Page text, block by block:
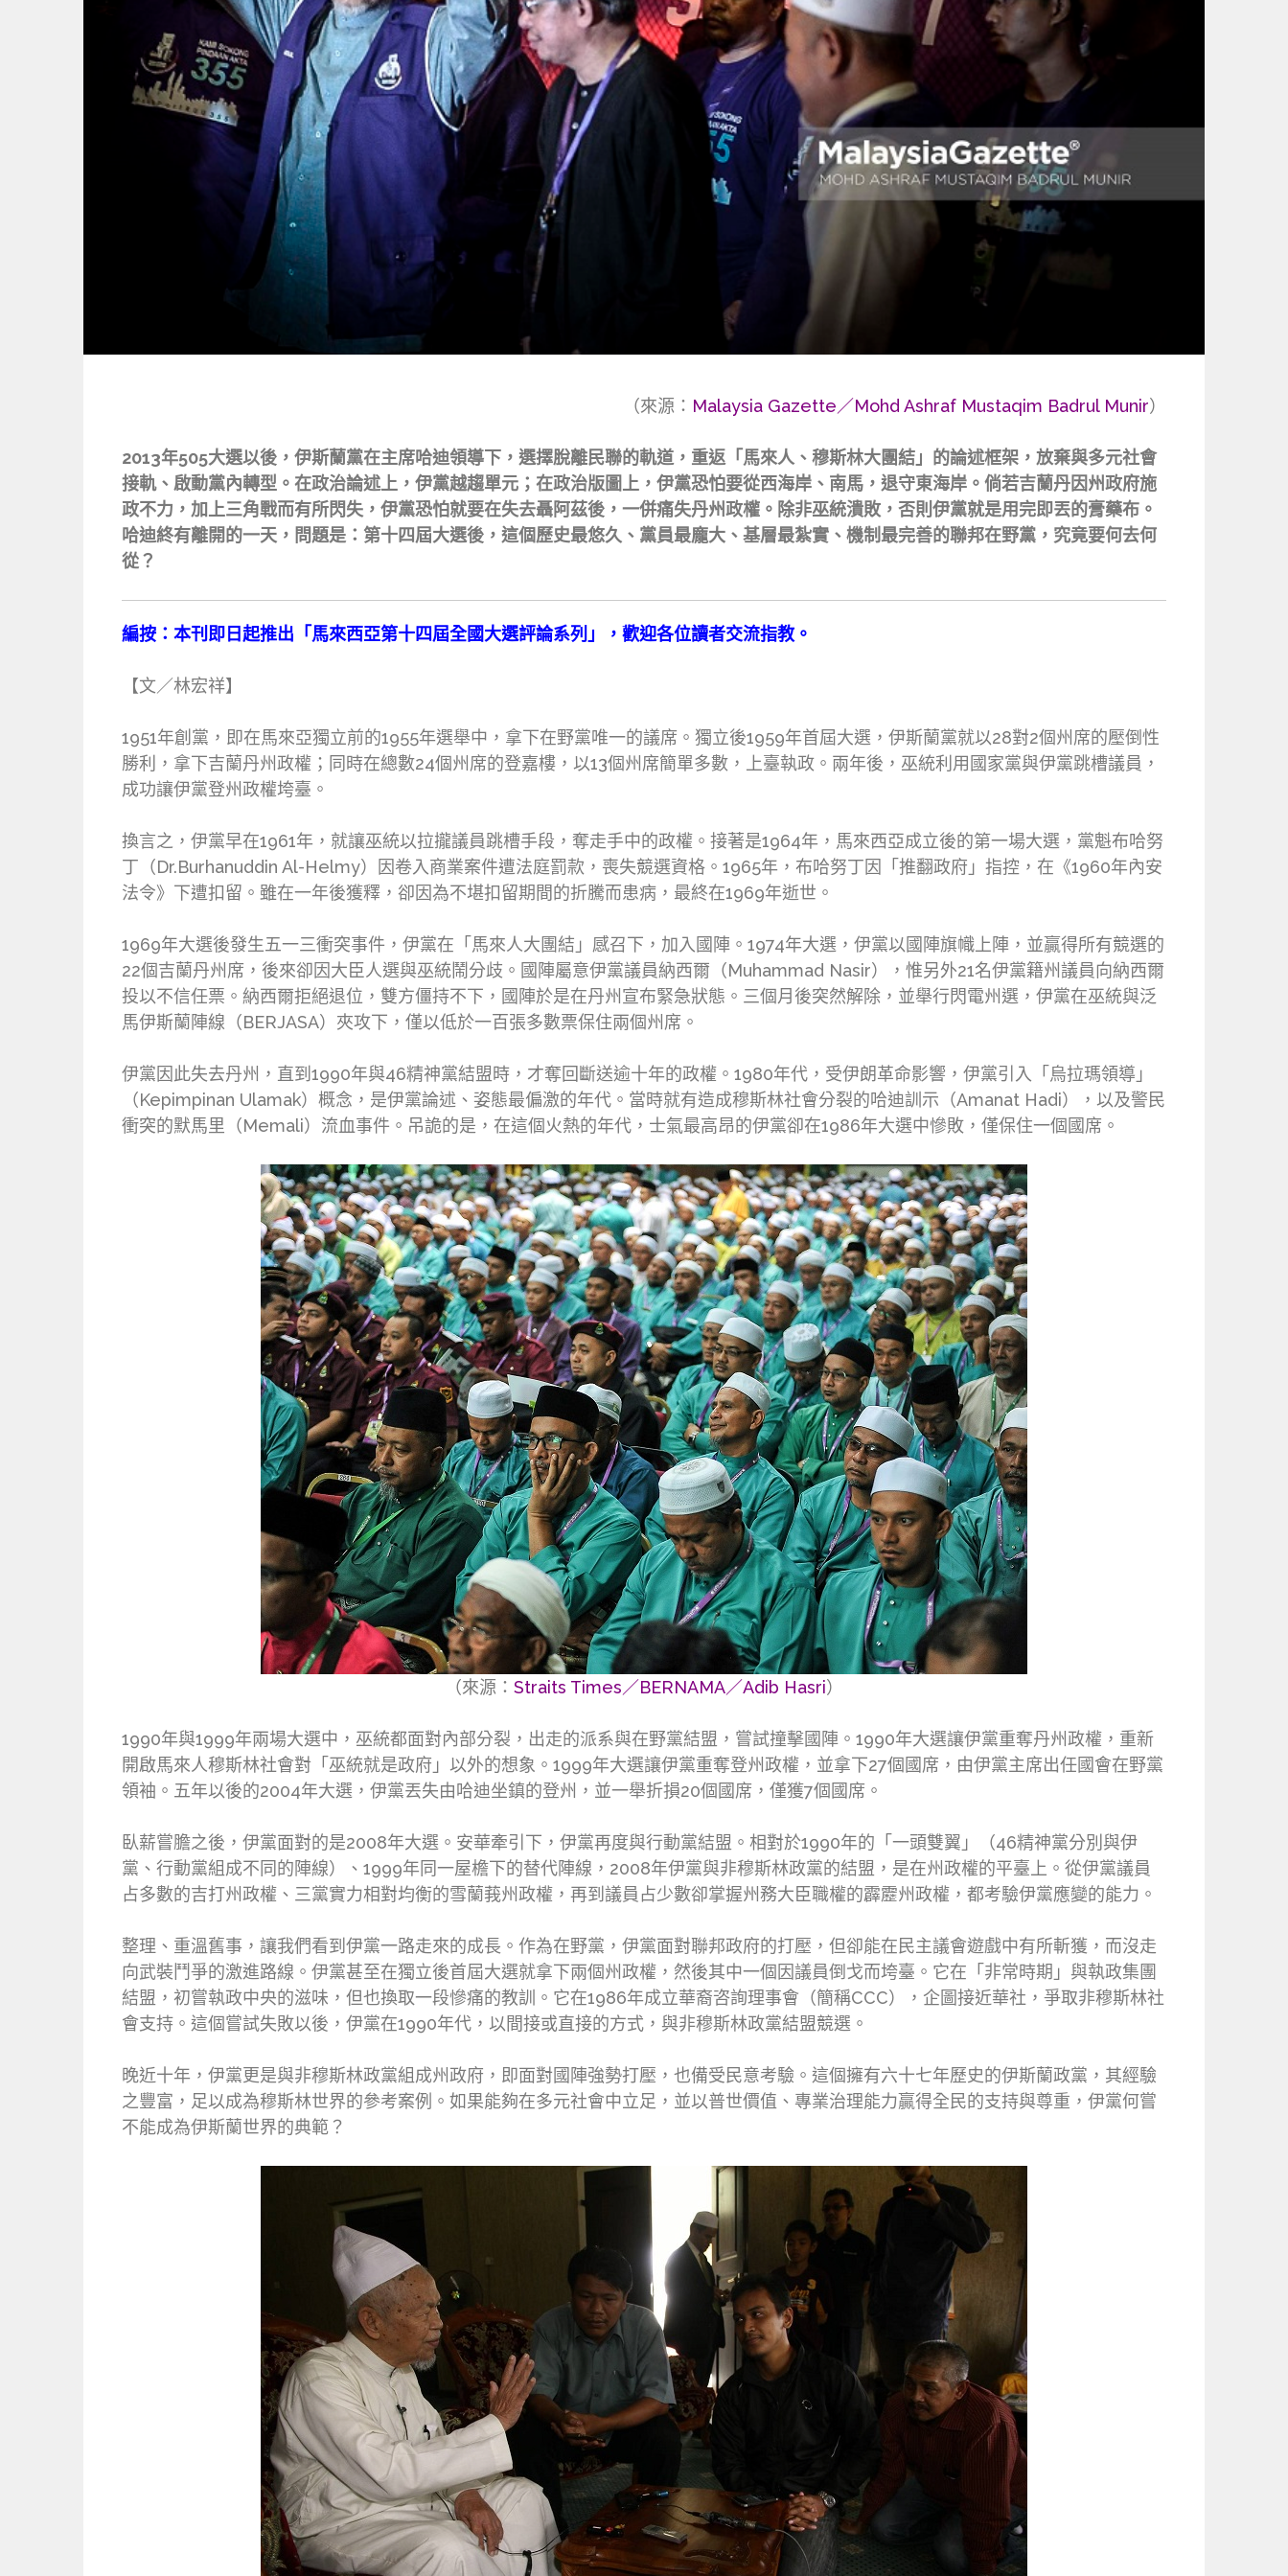
（來源： Malaysia Gazette／Mohd Ashraf Mustaqim Badrul Munir）
2013年505大選以後，伊斯蘭黨在主席哈迪領導下，選擇脫離民聯的軌道，重返「馬來人、穆斯林大團結」的論述框架，放棄與多元社會
接軌、啟動黨內轉型。在政治論述上，伊黨越趨單元；在政治版圖上，伊黨恐怕要從西海岸、南馬，退守東海岸。倘若吉蘭丹因州政府施
政不力，加上三角戰而有所閃失，伊黨恐怕就要在失去聶阿茲後，一併痛失丹州政權。除非巫統潰敗，否則伊黨就是用完即丟的膏藥布。
哈迪終有離開的一天，問題是：第十四屆大選後，這個歷史最悠久、黨員最龐大、基層最紮實、機制最完善的聯邦在野黨，究竟要何去何
從？
編按：本刊即日起推出「馬來西亞第十四屆全國大選評論系列」，歡迎各位讀者交流指教。
【文／林宏祥】
1951年創黨，即在馬來亞獨立前的1955年選舉中，拿下在野黨唯一的議席。獨立後1959年首屆大選，伊斯蘭黨就以28對2個州席的壓倒性
勝利，拿下吉蘭丹州政權；同時在總數24個州席的登嘉樓，以13個州席簡單多數，上臺執政。兩年後，巫統利用國家黨與伊黨跳槽議員，
成功讓伊黨登州政權垮臺。
換言之，伊黨早在1961年，就讓巫統以拉攏議員跳槽手段，奪走手中的政權。接著是1964年，馬來西亞成立後的第一場大選，黨魁布哈努
丁（Dr.Burhanuddin Al-Helmy）因卷入商業案件遭法庭罰款，喪失競選資格。1965年，布哈努丁因「推翻政府」指控，在《1960年內安
法令》下遭扣留。雖在一年後獲釋，卻因為不堪扣留期間的折騰而患病，最終在1969年逝世。
1969年大選後發生五一三衝突事件，伊黨在「馬來人大團結」感召下，加入國陣。1974年大選，伊黨以國陣旗幟上陣，並贏得所有競選的
22個吉蘭丹州席，後來卻因大臣人選與巫統鬧分歧。國陣屬意伊黨議員納西爾（Muhammad Nasir），惟另外21名伊黨籍州議員向納西爾
投以不信任票。納西爾拒絕退位，雙方僵持不下，國陣於是在丹州宣布緊急狀態。三個月後突然解除，並舉行閃電州選，伊黨在巫統與泛
馬伊斯蘭陣線（BERJASA）夾攻下，僅以低於一百張多數票保住兩個州席。
伊黨因此失去丹州，直到1990年與46精神黨結盟時，才奪回斷送逾十年的政權。1980年代，受伊朗革命影響，伊黨引入「烏拉瑪領導」
（Kepimpinan Ulamak）概念，是伊黨論述、姿態最偏激的年代。當時就有造成穆斯林社會分裂的哈迪訓示（Amanat Hadi），以及警民
衝突的默馬里（Memali）流血事件。吊詭的是，在這個火熱的年代，士氣最高昂的伊黨卻在1986年大選中慘敗，僅保住一個國席。
（來源： Straits Times／BERNAMA／Adib Hasri）
1990年與1999年兩場大選中，巫統都面對內部分裂，出走的派系與在野黨結盟，嘗試撞擊國陣。1990年大選讓伊黨重奪丹州政權，重新
開啟馬來人穆斯林社會對「巫統就是政府」以外的想象。1999年大選讓伊黨重奪登州政權，並拿下27個國席，由伊黨主席出任國會在野黨
領袖。五年以後的2004年大選，伊黨丟失由哈迪坐鎮的登州，並一舉折損20個國席，僅獲7個國席。
臥薪嘗膽之後，伊黨面對的是2008年大選。安華牽引下，伊黨再度與行動黨結盟。相對於1990年的「一頭雙翼」（46精神黨分別與伊
黨、行動黨組成不同的陣線）、1999年同一屋檐下的替代陣線，2008年伊黨與非穆斯林政黨的結盟，是在州政權的平臺上。從伊黨議員
占多數的吉打州政權、三黨實力相對均衡的雪蘭莪州政權，再到議員占少數卻掌握州務大臣職權的霹靂州政權，都考驗伊黨應變的能力。
整理、重溫舊事，讓我們看到伊黨一路走來的成長。作為在野黨，伊黨面對聯邦政府的打壓，但卻能在民主議會遊戲中有所斬獲，而沒走
向武裝鬥爭的激進路線。伊黨甚至在獨立後首屆大選就拿下兩個州政權，然後其中一個因議員倒戈而垮臺。它在「非常時期」與執政集團
結盟，初嘗執政中央的滋味，但也換取一段慘痛的教訓。它在1986年成立華裔咨詢理事會（簡稱CCC），企圖接近華社，爭取非穆斯林社
會支持。這個嘗試失敗以後，伊黨在1990年代，以間接或直接的方式，與非穆斯林政黨結盟競選。
晚近十年，伊黨更是與非穆斯林政黨組成州政府，即面對國陣強勢打壓，也備受民意考驗。這個擁有六十七年歷史的伊斯蘭政黨，其經驗
之豐富，足以成為穆斯林世界的參考案例。如果能夠在多元社會中立足，並以普世價值、專業治理能力贏得全民的支持與尊重，伊黨何嘗
不能成為伊斯蘭世界的典範？